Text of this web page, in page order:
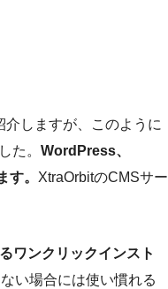
しますが、このように
た。 WordPress、
。 XtraOrbitのCMSサー
ワンクリックインスト
い場合には使い慣れる